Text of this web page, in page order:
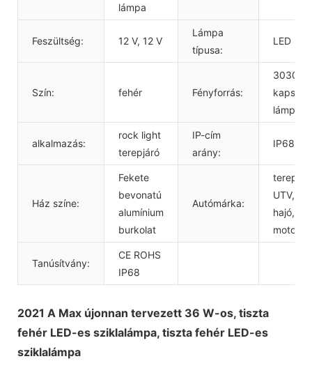
lámpa
Feszültség: 12 V, 12 V
Lámpa
típusa:
LED
Szín: fehér Fényforrás:
3030
lámpa
alkalmazás:
rock light
terepjáró
IP-cím
arány:
IP68
Ház színe:
Fekete
bevonatú
alumínium
burkolat
Autómárka:
UTV,
hajó,
Tanúsítvány:
CE ROHS
IP68
2021 A Max újonnan tervezett 36 W-os, tiszta
fehér LED-es sziklalámpa, tiszta fehér LED-es
sziklalámpa